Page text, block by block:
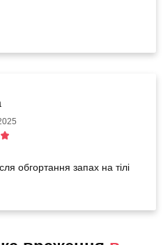
обгортання запах на тілі